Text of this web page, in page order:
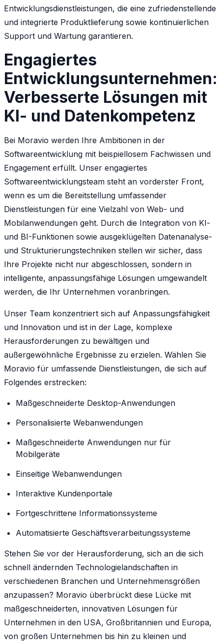
Entwicklungsdienstleistungen, die eine zufriedenstellende
und integrierte Produktlieferung sowie kontinuierlichen
Support und Wartung garantieren.
Engagiertes
Entwicklungsunternehmen:
Verbesserte Lösungen mit
KI- und Datenkompetenz
Bei Moravio werden Ihre Ambitionen in der
Softwareentwicklung mit beispiellosem Fachwissen und
Engagement erfüllt. Unser engagiertes
Softwareentwicklungsteam steht an vorderster Front,
wenn es um die Bereitstellung umfassender
Dienstleistungen für eine Vielzahl von Web- und
Mobilanwendungen geht. Durch die Integration von KI-
und BI-Funktionen sowie ausgeklügelten Datenanalyse-
und Strukturierungstechniken stellen wir sicher, dass
Ihre Projekte nicht nur abgeschlossen, sondern in
intelligente, anpassungsfähige Lösungen umgewandelt
werden, die Ihr Unternehmen voranbringen.
Unser Team konzentriert sich auf Anpassungsfähigkeit
und Innovation und ist in der Lage, komplexe
Herausforderungen zu bewältigen und
außergewöhnliche Ergebnisse zu erzielen. Wählen Sie
Moravio für umfassende Dienstleistungen, die sich auf
Folgendes erstrecken:
Maßgeschneiderte Desktop-Anwendungen
Personalisierte Webanwendungen
Maßgeschneiderte Anwendungen nur für
Mobilgeräte
Einseitige Webanwendungen
Interaktive Kundenportale
Fortgeschrittene Informationssysteme
Automatisierte Geschäftsverarbeitungssysteme
Stehen Sie vor der Herausforderung, sich an die sich
schnell ändernden Technologielandschaften in
verschiedenen Branchen und Unternehmensgrößen
anzupassen? Moravio überbrückt diese Lücke mit
maßgeschneiderten, innovativen Lösungen für
Unternehmen in den USA, Großbritannien und Europa,
von großen Unternehmen bis hin zu kleinen und